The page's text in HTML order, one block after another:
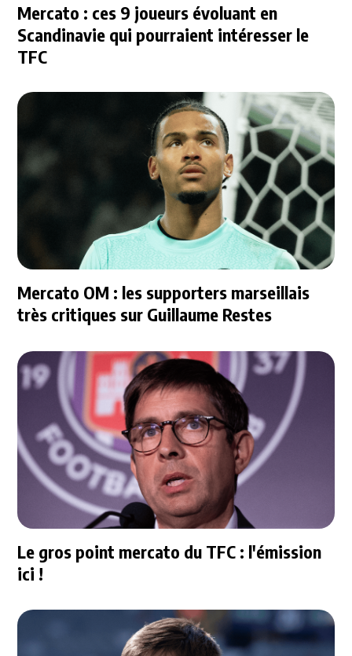
Mercato : ces 9 joueurs évoluant en
Scandinavie qui pourraient intéresser le
TFC
Mercato OM : les supporters marseillais
très critiques sur Guillaume Restes
Le gros point mercato du TFC : l'émission
ici !